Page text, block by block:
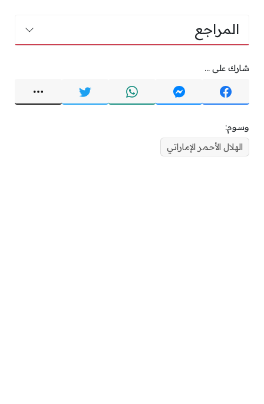
المراجع
شارك على ...
وسوم:
الهلال الأحمر الإماراتي